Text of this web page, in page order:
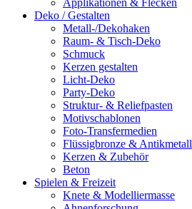
Applikationen & Flecken
Deko / Gestalten
Metall-/Dekohaken
Raum- & Tisch-Deko
Schmuck
Kerzen gestalten
Licht-Deko
Party-Deko
Struktur- & Reliefpasten
Motivschablonen
Foto-Transfermedien
Flüssigbronze & Antikmetall
Kerzen & Zubehör
Beton
Spielen & Freizeit
Knete & Modelliermasse